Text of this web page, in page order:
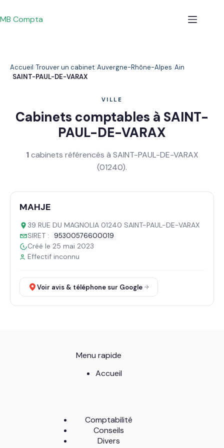
au
contenu
MB Compta
Accueil Trouver un cabinet Auvergne-Rhône-Alpes Ain
SAINT-PAUL-DE-VARAX
VILLE
Cabinets comptables à SAINT-
PAUL-DE-VARAX
1cabinets référencés à SAINT-PAUL-DE-VARAX
(01240).
MAHJE
39 RUE DU MAGNOLIA 01240 SAINT-PAUL-DE-VARAX
SIRET :
95300576600019
Créé le 25 mai 2023
Effectif inconnu
Voir avis & téléphone sur Google
Menu rapide
Accueil
Comptabilité
Conseils
Divers